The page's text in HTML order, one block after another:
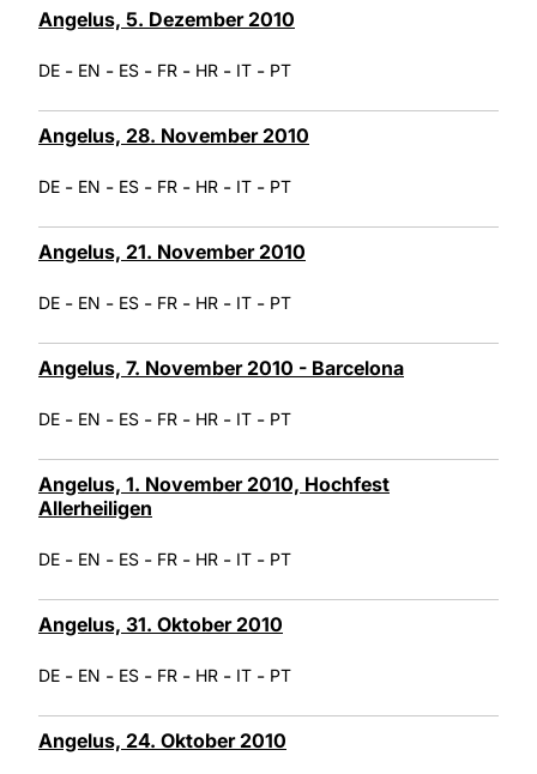
Angelus, 5. Dezember 2010
DE - EN - ES - FR - HR - IT - PT
Angelus, 28. November 2010
DE - EN - ES - FR - HR - IT - PT
Angelus, 21. November 2010
DE - EN - ES - FR - HR - IT - PT
Angelus, 7. November 2010 - Barcelona
DE - EN - ES - FR - HR - IT - PT
Angelus, 1. November 2010, Hochfest
Allerheiligen
DE - EN - ES - FR - HR - IT - PT
Angelus, 31. Oktober 2010
DE - EN - ES - FR - HR - IT - PT
Angelus, 24. Oktober 2010